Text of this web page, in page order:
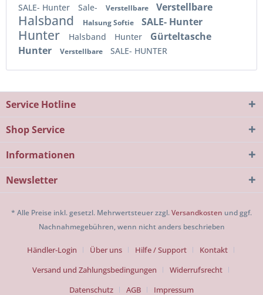
SALE- Hunter Sale- Verstellbare Verstellbare
Halsband Halsung Softie SALE- Hunter
Hunter Halsband Hunter
Gürteltasche
Hunter
Verstellbare SALE- HUNTER
Service Hotline
Shop Service
Informationen
Newsletter
* Alle Preise inkl. gesetzl. Mehrwertsteuer zzgl.Versandkosten und ggf.
Nachnahmegebühren, wenn nicht anders beschrieben
Händler-Login Über uns Hilfe / Support
Kontakt
Versand und Zahlungsbedingungen
Widerrufsrecht
Datenschutz
AGB Impressum